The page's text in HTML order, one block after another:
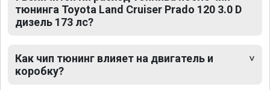
тюнинга Toyota Land Cruiser Prado 120 3.0 D
дизель 173 лс?
Как чип тюнинг влияет на двигатель и
коробку?